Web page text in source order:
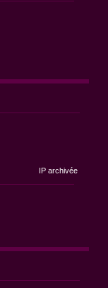
IP archivée